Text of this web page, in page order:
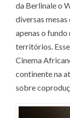
da Berlinale o
diversas
apenas o fundo
territórios.
Cinema
continente na
sobre